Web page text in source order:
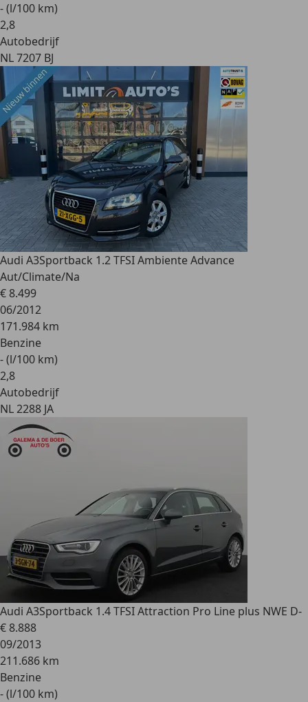
- (l/100 km)
2,8
Autobedrijf
NL 7207 BJ
Audi A3Sportback 1.2 TFSI Ambiente Advance
Aut/Climate/Na
€ 8.499
06/2012
171.984 km
Benzine
- (l/100 km)
2,8
Autobedrijf
NL 2288 JA
Audi A3Sportback 1.4 TFSI Attraction Pro Line plus NWE D-
€ 8.888
09/2013
211.686 km
Benzine
- (l/100 km)